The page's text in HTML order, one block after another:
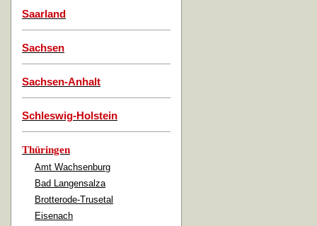
Saarland
Sachsen
Sachsen-Anhalt
Schleswig-Holstein
Thüringen
Amt Wachsenburg
Bad Langensalza
Brotterode-Trusetal
Eisenach